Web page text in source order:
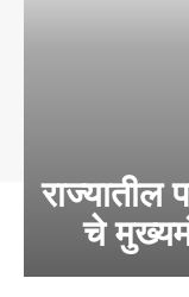
राज्यातील
चे